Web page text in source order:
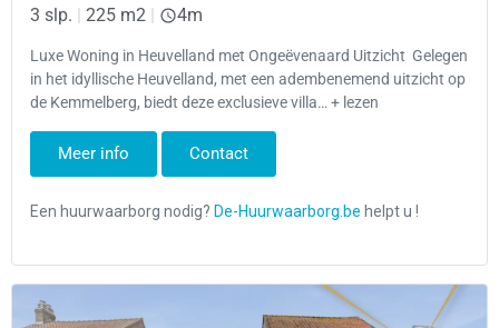
3 slp. | 225 m2 | 4m
Luxe Woning in Heuvelland met Ongeëvenaard Uitzicht Gelegen
in het idyllische Heuvelland, met een adembenemend uitzicht op
de Kemmelberg, biedt deze exclusieve villa… + lezen
Meer info Contact